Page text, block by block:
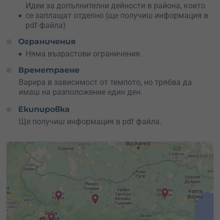
Подаръчният ваучер за търсене на съкровища е
перфектният подарък за всеки, който обича
приключения и загадки.
Резервирай сегасвоето приключение и изживей един
незабравим ден, изпълнен с открития и вълнение
Идеи за допълнителни дейности в района, които
се заплащат отделно (ще получиш информация в
pdf файла)
Ограничения
Няма възрастови ограничения.
Времетраене
Варира в зависимост от темпото, но трябва да
имаш на разположение един ден.
Екипировка
Ще получиш информация в pdf файла.